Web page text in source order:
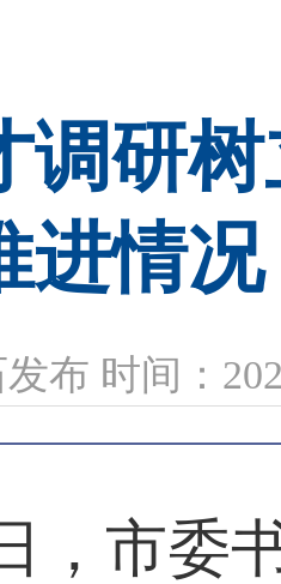
调研
进情况
布 时间：
，市委